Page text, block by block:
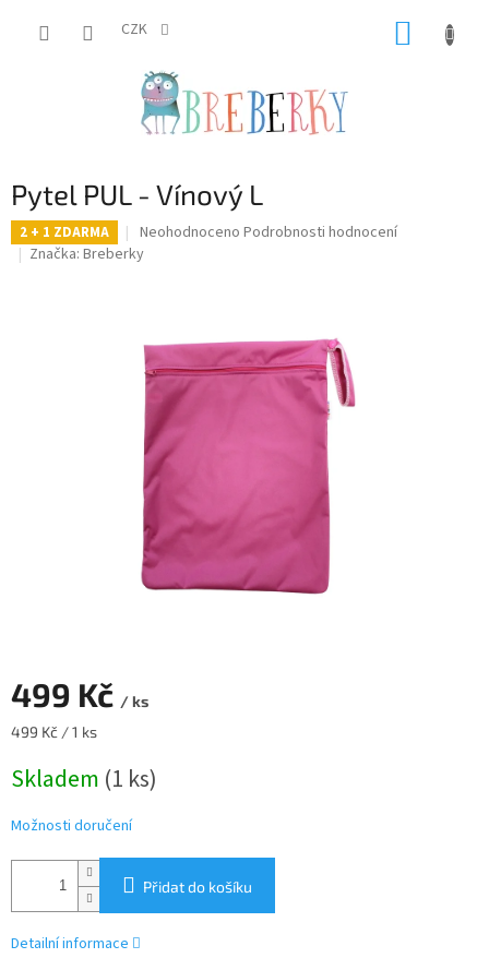
CZK
Pytel PUL - Vínový L
2 + 1 ZDARMA
Průměrné
hodnocení
5
hvězdiček.
Neohodnoceno Podrobnosti hodnocení
Značka: Breberky
499 Kč / ks
Měrná
499 Kč / 1 ks
Skladem (1 ks)
Možnosti doručení
Přidat do košíku
Detailní informace